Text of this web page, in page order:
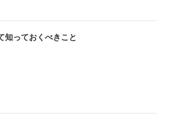
知っておくべきこと